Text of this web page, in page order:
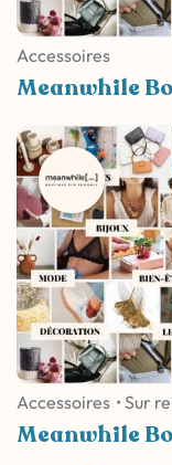
Accessoires
Meanwhile
Accessoires • Sur
Meanwhile